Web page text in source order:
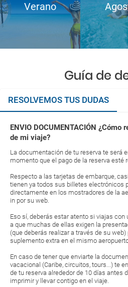
Verano
Guía de
RESOLVEMOS TUS DUDAS
ENVIO DOCUMENTACIÓN
de mi viaje?
La documentación de tu reserva te será
momento que el pago de la reserva esté
Respecto a las tarjetas de embarque,
tienen ya todos sus billetes electrónicos
directamente en los mostradores de la
in por su web.
Eso sí, deberás estar atento si viajas
a que muchas de ellas exigen la
(que deberás realizar a través de su
suplemento extra en el mismo
En caso de tener que enviarte la
vacacional (Caribe, circuitos, tours...) te
de tu reserva alrededor de 10 días antes
imprimir y llevar contigo en el viaje.